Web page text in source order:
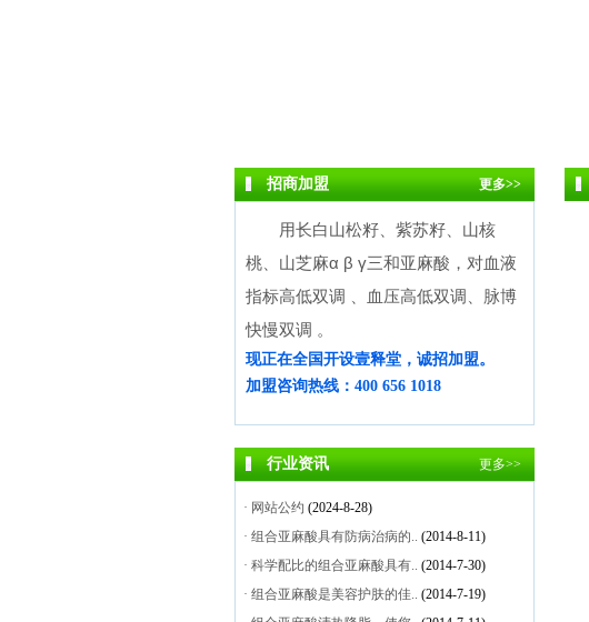
招商加盟 更多>>
用长白山松籽、紫苏籽、山核
桃、山芝麻α β γ三和亚麻酸，对血液
指标高低双调 、血压高低双调、脉博
快慢双调 。
现正在全国开设壹释堂，诚招加盟。
加盟咨询热线：400 656 1018
行业资讯 更多>>
· 网站公约 (2024-8-28)
· 组合亚麻酸具有防病治病的.. (2014-8-11)
· 科学配比的组合亚麻酸具有.. (2014-7-30)
· 组合亚麻酸是美容护肤的佳.. (2014-7-19)